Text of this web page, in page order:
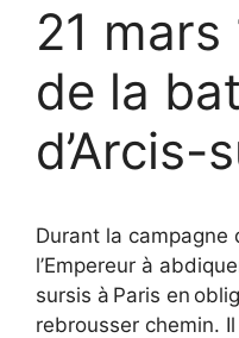
21 mars
de la
d’Arcis-
Durant la campagne
l’Empereur à
sursis à Paris en
rebrousser chemin.